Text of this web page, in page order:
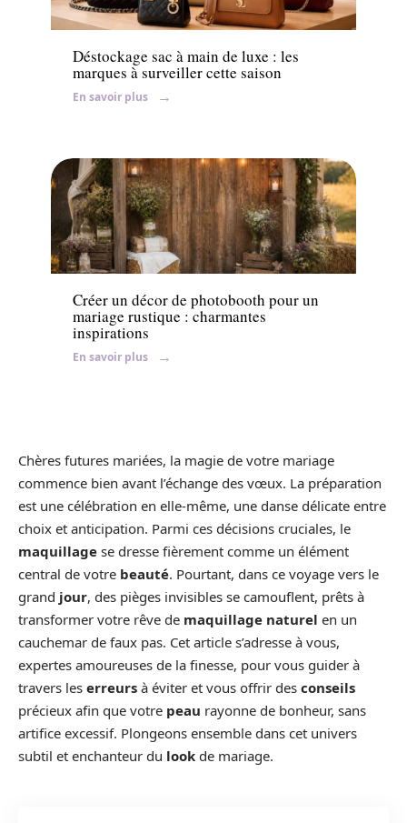
Mariage
Déstockage sac à main de luxe : les
marques à surveiller cette saison
En savoir plus
Mariage
Créer un décor de photobooth pour un
mariage rustique : charmantes
inspirations
En savoir plus
Chères futures mariées, la magie de votre mariage
commence bien avant l’échange des vœux. La préparation
est une célébration en elle-même, une danse délicate entre
choix et anticipation. Parmi ces décisions cruciales, le
maquillage se dresse fièrement comme un élément
central de votre beauté. Pourtant, dans ce voyage vers le
grand jour, des pièges invisibles se camouflent, prêts à
transformer votre rêve de maquillage naturel en un
cauchemar de faux pas. Cet article s’adresse à vous,
expertes amoureuses de la finesse, pour vous guider à
travers les erreurs à éviter et vous offrir des conseils
précieux afin que votre peau rayonne de bonheur, sans
artifice excessif. Plongeons ensemble dans cet univers
subtil et enchanteur du look de mariage.